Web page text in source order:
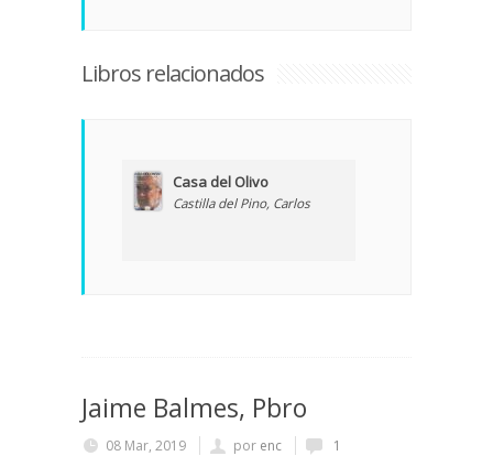
Libros relacionados
Casa del Olivo
Castilla del Pino, Carlos
Jaime Balmes, Pbro
08 Mar, 2019 por enc
1